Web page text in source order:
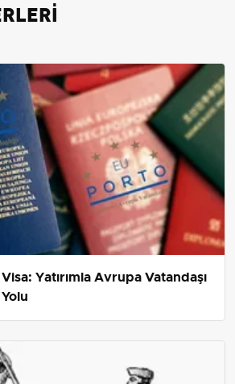
Yatırımla Avrupa Vatandaşı